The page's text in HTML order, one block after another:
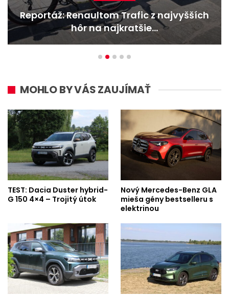
Reportáž: Renaultom Trafic z najvyšších
hôr na najkratšie…
MOHLO BY VÁS ZAUJÍMAŤ
TEST: Dacia Duster hybrid-
G 150 4×4 – Trojitý útok
Nový Mercedes-Benz GLA
mieša gény bestselleru s
elektrinou